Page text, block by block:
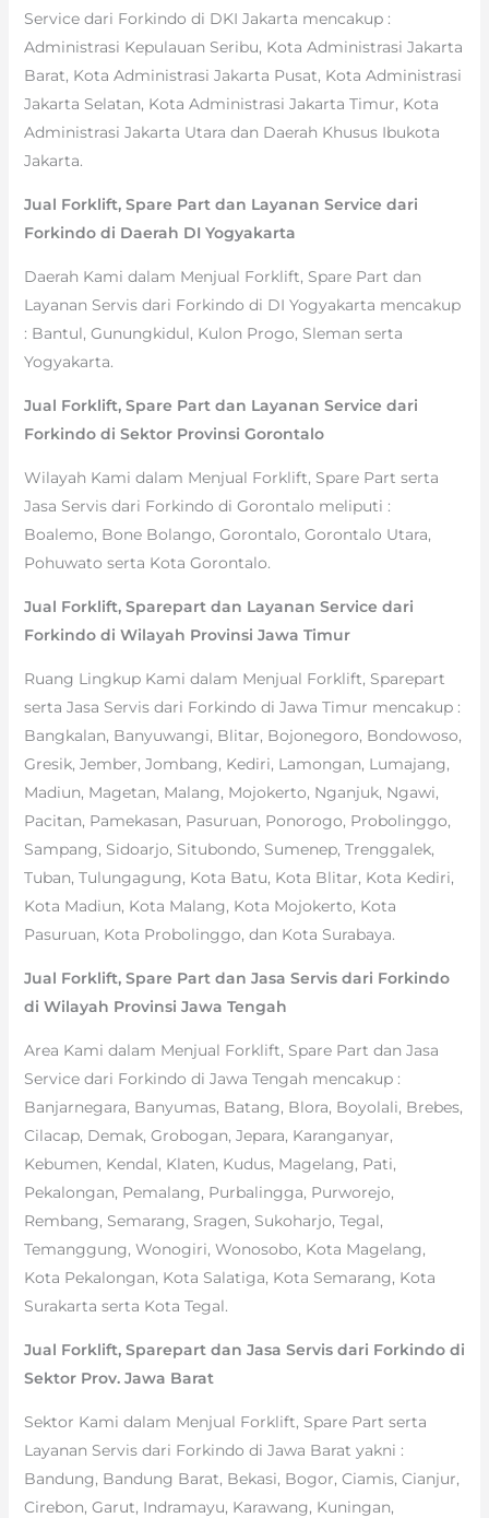
Service dari Forkindo di DKI Jakarta mencakup :
Administrasi Kepulauan Seribu, Kota Administrasi Jakarta
Barat, Kota Administrasi Jakarta Pusat, Kota Administrasi
Jakarta Selatan, Kota Administrasi Jakarta Timur, Kota
Administrasi Jakarta Utara dan Daerah Khusus Ibukota
Jakarta.
Jual Forklift, Spare Part dan Layanan Service dari
Forkindo di Daerah DI Yogyakarta
Daerah Kami dalam Menjual Forklift, Spare Part dan
Layanan Servis dari Forkindo di DI Yogyakarta mencakup
: Bantul, Gunungkidul, Kulon Progo, Sleman serta
Yogyakarta.
Jual Forklift, Spare Part dan Layanan Service dari
Forkindo di Sektor Provinsi Gorontalo
Wilayah Kami dalam Menjual Forklift, Spare Part serta
Jasa Servis dari Forkindo di Gorontalo meliputi :
Boalemo, Bone Bolango, Gorontalo, Gorontalo Utara,
Pohuwato serta Kota Gorontalo.
Jual Forklift, Sparepart dan Layanan Service dari
Forkindo di Wilayah Provinsi Jawa Timur
Ruang Lingkup Kami dalam Menjual Forklift, Sparepart
serta Jasa Servis dari Forkindo di Jawa Timur mencakup :
Bangkalan, Banyuwangi, Blitar, Bojonegoro, Bondowoso,
Gresik, Jember, Jombang, Kediri, Lamongan, Lumajang,
Madiun, Magetan, Malang, Mojokerto, Nganjuk, Ngawi,
Pacitan, Pamekasan, Pasuruan, Ponorogo, Probolinggo,
Sampang, Sidoarjo, Situbondo, Sumenep, Trenggalek,
Tuban, Tulungagung, Kota Batu, Kota Blitar, Kota Kediri,
Kota Madiun, Kota Malang, Kota Mojokerto, Kota
Pasuruan, Kota Probolinggo, dan Kota Surabaya.
Jual Forklift, Spare Part dan Jasa Servis dari Forkindo
di Wilayah Provinsi Jawa Tengah
Area Kami dalam Menjual Forklift, Spare Part dan Jasa
Service dari Forkindo di Jawa Tengah mencakup :
Banjarnegara, Banyumas, Batang, Blora, Boyolali, Brebes,
Cilacap, Demak, Grobogan, Jepara, Karanganyar,
Kebumen, Kendal, Klaten, Kudus, Magelang, Pati,
Pekalongan, Pemalang, Purbalingga, Purworejo,
Rembang, Semarang, Sragen, Sukoharjo, Tegal,
Temanggung, Wonogiri, Wonosobo, Kota Magelang,
Kota Pekalongan, Kota Salatiga, Kota Semarang, Kota
Surakarta serta Kota Tegal.
Jual Forklift, Sparepart dan Jasa Servis dari Forkindo di
Sektor Prov. Jawa Barat
Sektor Kami dalam Menjual Forklift, Spare Part serta
Layanan Servis dari Forkindo di Jawa Barat yakni :
Bandung, Bandung Barat, Bekasi, Bogor, Ciamis, Cianjur,
Cirebon, Garut, Indramayu, Karawang, Kuningan,